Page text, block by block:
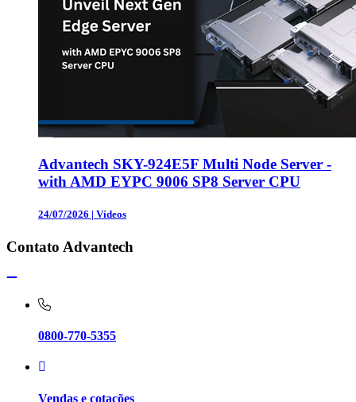
Advantech SKY-924E5F Multi Node Server -
with AMD EYPC 9006 SP8 Server CPU
24/07/2026 | Vídeos
Contato Advantech
0800-770-5355
Vendas e cotações